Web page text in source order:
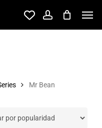
account
Mr Bean